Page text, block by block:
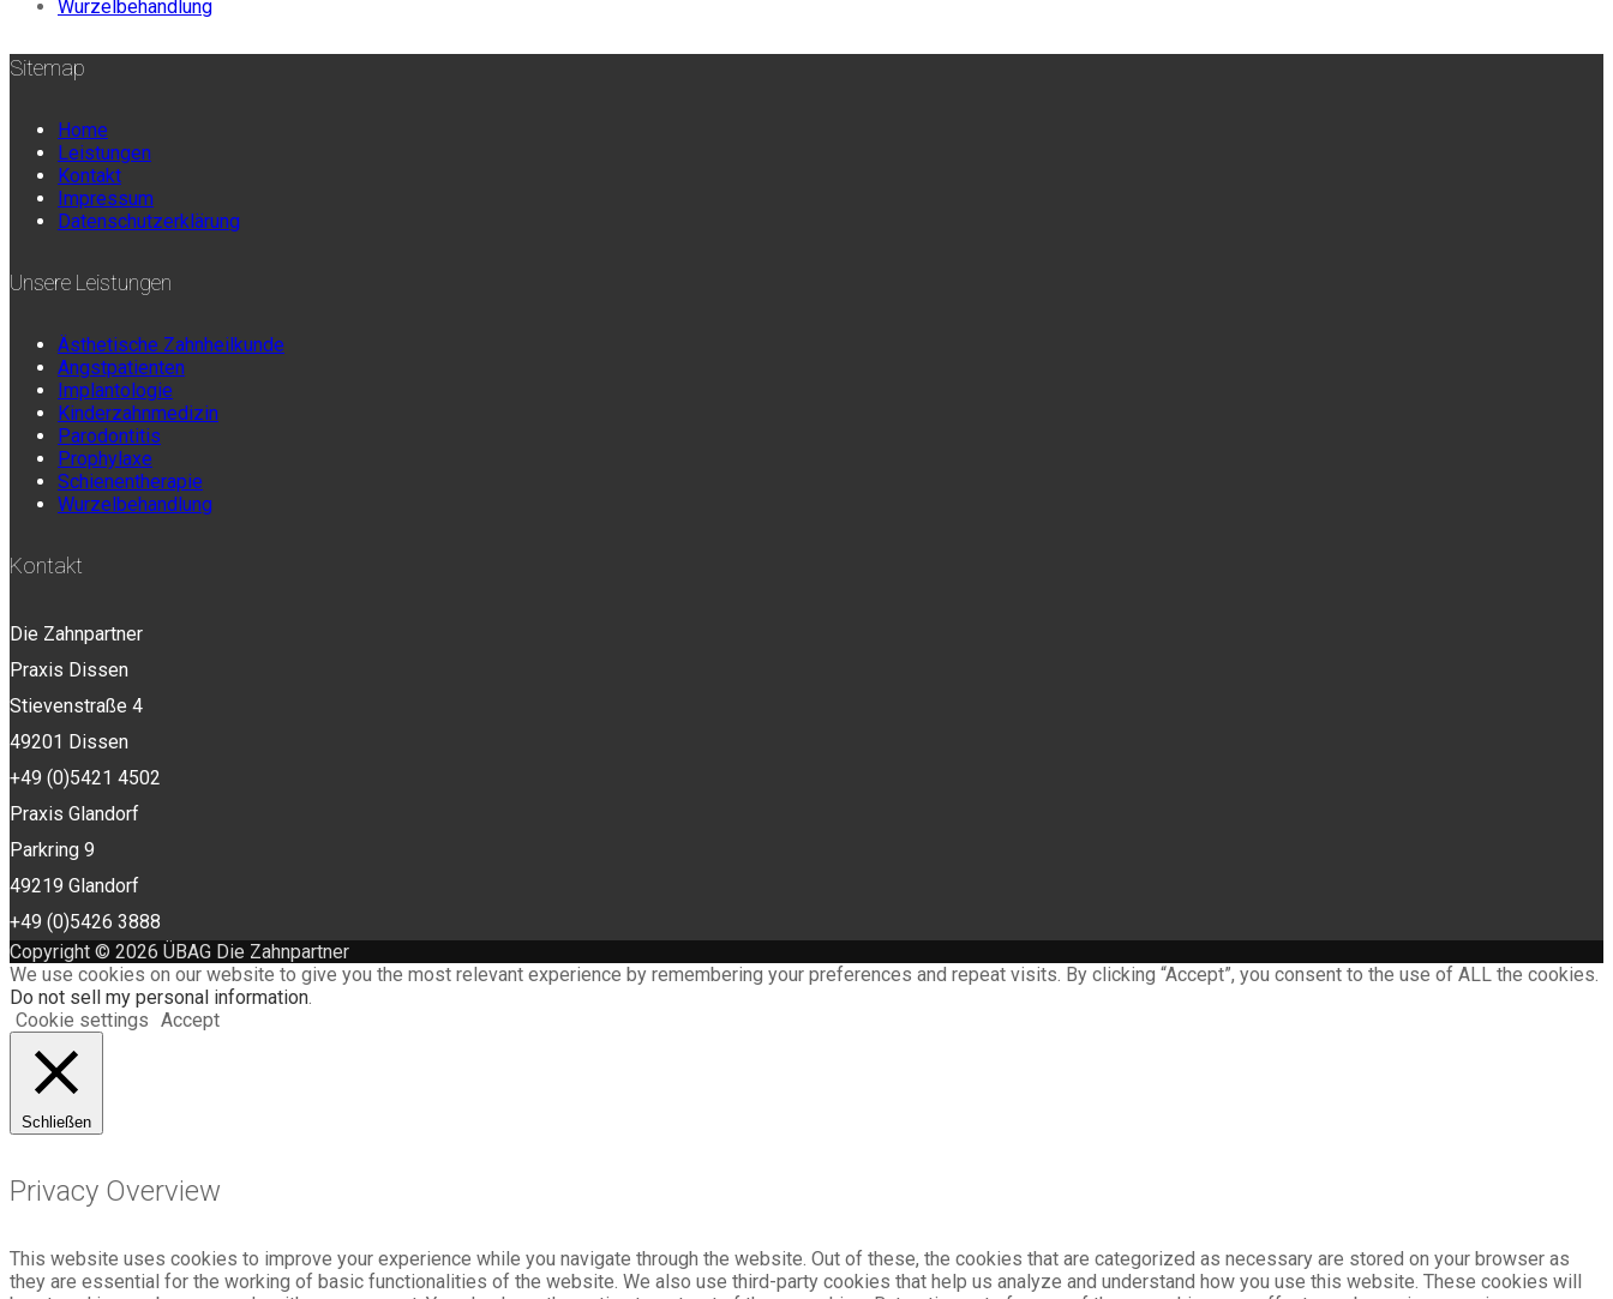
Wurzelbehandlung
Sitemap
Home
Leistungen
Kontakt
Impressum
Datenschutzerklärung
Unsere Leistungen
Ästhetische Zahnheilkunde
Angstpatienten
Implantologie
Kinderzahnmedizin
Parodontitis
Prophylaxe
Schienentherapie
Wurzelbehandlung
Kontakt
Die Zahnpartner
Praxis Dissen
Stievenstraße 4
49201 Dissen
+49 (0)5421 4502
Praxis Glandorf
Parkring 9
49219 Glandorf
+49 (0)5426 3888
Copyright © 2026 ÜBAG Die Zahnpartner
We use cookies on our website to give you the most relevant experience by remembering your preferences and repeat visits. By clicking “Accept”, you consent to the use of ALL the cookies.
Do not sell my personal information.
Cookie settings Accept
Schließen
Privacy Overview
This website uses cookies to improve your experience while you navigate through the website. Out of these, the cookies that are categorized as necessary are stored on your browser as
they are essential for the working of basic functionalities of the website. We also use third-party cookies that help us analyze and understand how you use this website. These cookies will